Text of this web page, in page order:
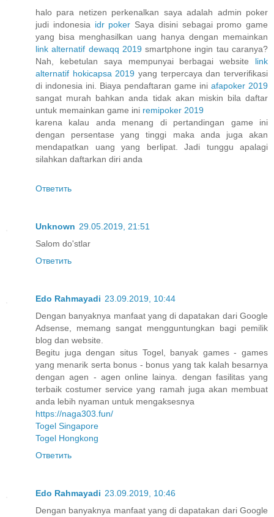
halo para netizen perkenalkan saya adalah admin poker
judi indonesia idr poker Saya disini sebagai promo game
yang bisa menghasilkan uang hanya dengan memainkan
link alternatif dewaqq 2019smartphone ingin tau caranya?
Nah, kebetulan saya mempunyai berbagai website link
alternatif hokicapsa 2019 yang terpercaya dan terverifikasi
di indonesia ini. Biaya pendaftaran game ini afapoker 2019
sangat murah bahkan anda tidak akan miskin bila daftar
untuk memainkan game ini remipoker 2019
karena kalau anda menang di pertandingan game ini
dengan persentase yang tinggi maka anda juga akan
mendapatkan uang yang berlipat. Jadi tunggu apalagi
silahkan daftarkan diri anda
Ответить
Unknown 29.05.2019, 21:51
Salom do'stlar
Ответить
Edo Rahmayadi 23.09.2019, 10:44
Dengan banyaknya manfaat yang di dapatakan dari Google
Adsense, memang sangat mengguntungkan bagi pemilik
blog dan website.
Begitu juga dengan situs Togel, banyak games - games
yang menarik serta bonus - bonus yang tak kalah besarnya
dengan agen - agen online lainya. dengan fasilitas yang
terbaik costumer service yang ramah juga akan membuat
anda lebih nyaman untuk mengaksesnya
https://naga303.fun/
Togel Singapore
Togel Hongkong
Ответить
Edo Rahmayadi 23.09.2019, 10:46
Dengan banyaknya manfaat yang di dapatakan dari Google